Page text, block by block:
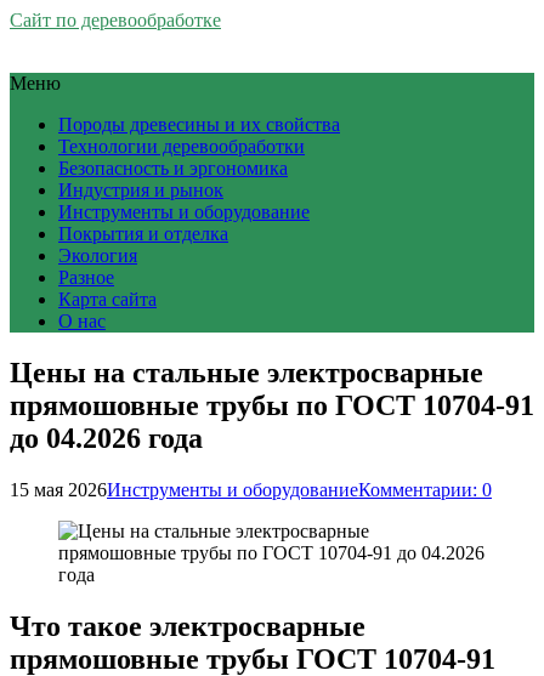
Сайт по деревообработке
Меню
Породы древесины и их свойства
Технологии деревообработки
Безопасность и эргономика
Индустрия и рынок
Инструменты и оборудование
Покрытия и отделка
Экология
Разное
Карта сайта
О нас
Цены на стальные электросварные
прямошовные трубы по ГОСТ 10704-91
до 04.2026 года
15 мая 2026Инструменты и оборудованиеКомментарии: 0
Что такое электросварные
прямошовные трубы ГОСТ 10704-91